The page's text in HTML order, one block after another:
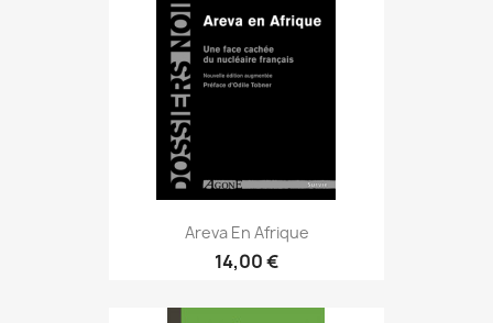
Areva En Afrique
14,00 €